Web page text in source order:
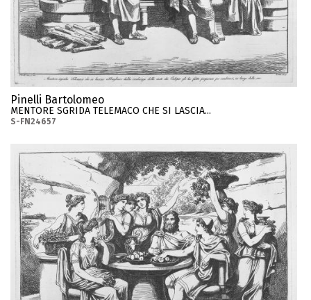
Pinelli Bartolomeo
MENTORE SGRIDA TELEMACO CHE SI LASCIA...
S-FN24657